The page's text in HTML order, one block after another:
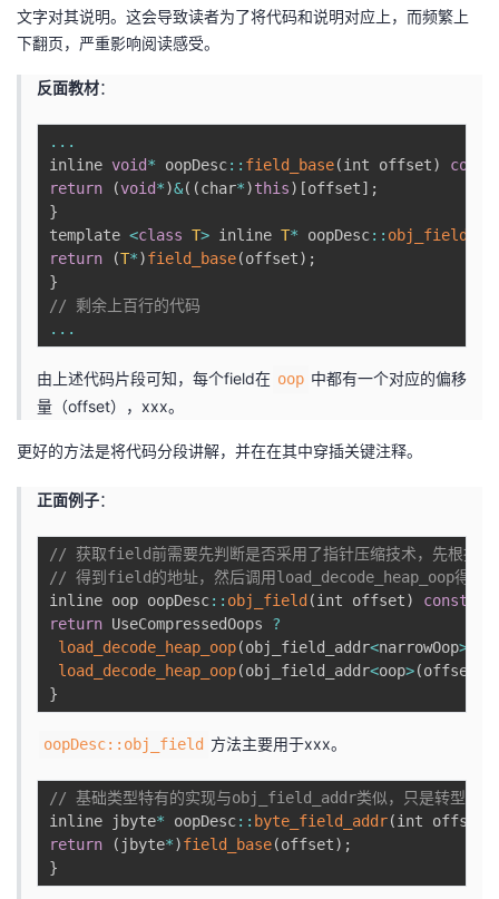
文字对其说明。这会导致读者为了将代码和说明对应上，而频繁上
下翻页，严重影响阅读感受。
反面教材：
...
inline void* oopDesc: : field_base(int offset)
const
return
(void*)&( (char*)this) [offset] ;
}
template <class T> inline T* oopDesc: :
return
(T*)field_base(offset) ;
}
// 剩余上百行的代码
...
由上述代码片段可知，每个field在 oop 中都有一个对应的偏移
量（offset），xxx。
更好的方法是将代码分段讲解，并在在其中穿插关键注释。
正面例子：
// 获取field前需要先判断是否采用了指针压缩技术，先根
// 得到field的地址，然后调用load_decode_heap_oop得到
inline oop oopDesc: : obj_field (int offset) const
return UseCompressedOops ?
load_decode_heap_oop(obj_field_addr<narrowOop>
load_decode_heap_oop(obj_field_addr<oop>(offset
}
oopDesc::obj_field 方法主要用于xxx。
// 基础类型特有的实现与obj_field_addr类似，只是转型成特
inline jbyte* oopDesc: : byte_field_addr(int offset
return
( jbyte*)field_base(offset) ;
}